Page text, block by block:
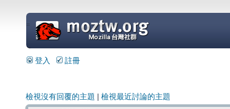
=
登入 註冊
檢視沒有回覆的主題 檢視最近討論的主題